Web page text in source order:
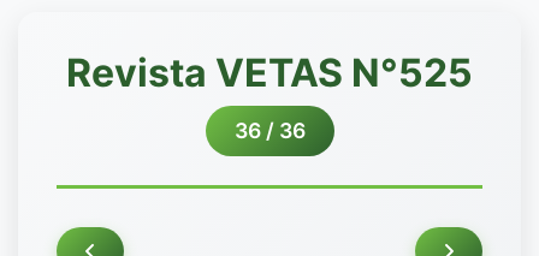
Revista VETAS N°525
36 / 36